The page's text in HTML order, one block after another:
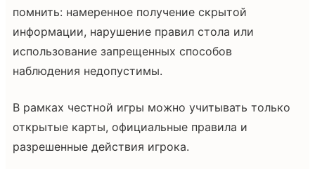
помнить: намеренное получение скрытой
информации, нарушение правил стола или
использование запрещенных способов
наблюдения недопустимы.
В рамках честной игры можно учитывать только
открытые карты, официальные правила и
разрешенные действия игрока.